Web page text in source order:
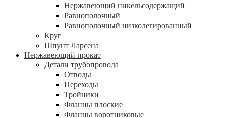
Нержавеющий никельсодержащий
Равнополочный
Равнополочный низколегированный
Круг
Шпунт Ларсена
Нержавеющий прокат
Детали трубопровода
Отводы
Переходы
Тройники
Фланцы плоские
Фланцы воротниковые